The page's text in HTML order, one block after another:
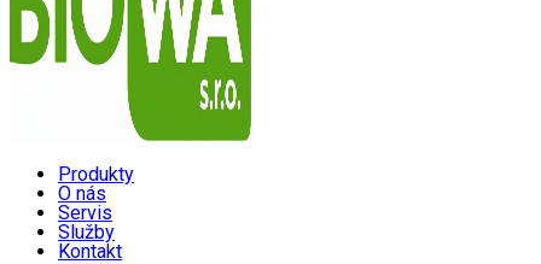
Produkty
O nás
Servis
Služby
Kontakt